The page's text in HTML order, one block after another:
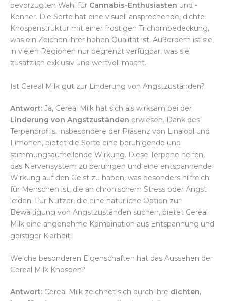
bevorzugten Wahl für Cannabis-Enthusiasten und -
Kenner. Die Sorte hat eine visuell ansprechende, dichte
Knospenstruktur mit einer frostigen Trichombedeckung,
was ein Zeichen ihrer hohen Qualität ist. Außerdem ist sie
in vielen Regionen nur begrenzt verfügbar, was sie
zusätzlich exklusiv und wertvoll macht.
Ist Cereal Milk gut zur Linderung von Angstzuständen?
Antwort: Ja, Cereal Milk hat sich als wirksam bei der
Linderung von Angstzuständen erwiesen. Dank des
Terpenprofils, insbesondere der Präsenz von Linalool und
Limonen, bietet die Sorte eine beruhigende und
stimmungsaufhellende Wirkung. Diese Terpene helfen,
das Nervensystem zu beruhigen und eine entspannende
Wirkung auf den Geist zu haben, was besonders hilfreich
für Menschen ist, die an chronischem Stress oder Angst
leiden. Für Nutzer, die eine natürliche Option zur
Bewältigung von Angstzuständen suchen, bietet Cereal
Milk eine angenehme Kombination aus Entspannung und
geistiger Klarheit.
Welche besonderen Eigenschaften hat das Aussehen der
Cereal Milk Knospen?
Antwort: Cereal Milk zeichnet sich durch ihre dichten,